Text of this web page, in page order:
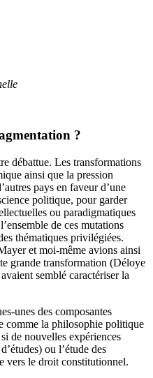
?
débattue. Les transformations
ainsi que la pression
pays en faveur d’une
politique, pour garder
ou paradigmatiques
de ces mutations
thématiques privilégiées.
et moi-même avions ainsi
grande transformation (Déloye
semblé caractériser la
unes des composantes
comme la philosophie politique
de nouvelles expériences
ou l’étude des
vers le droit constitutionnel.